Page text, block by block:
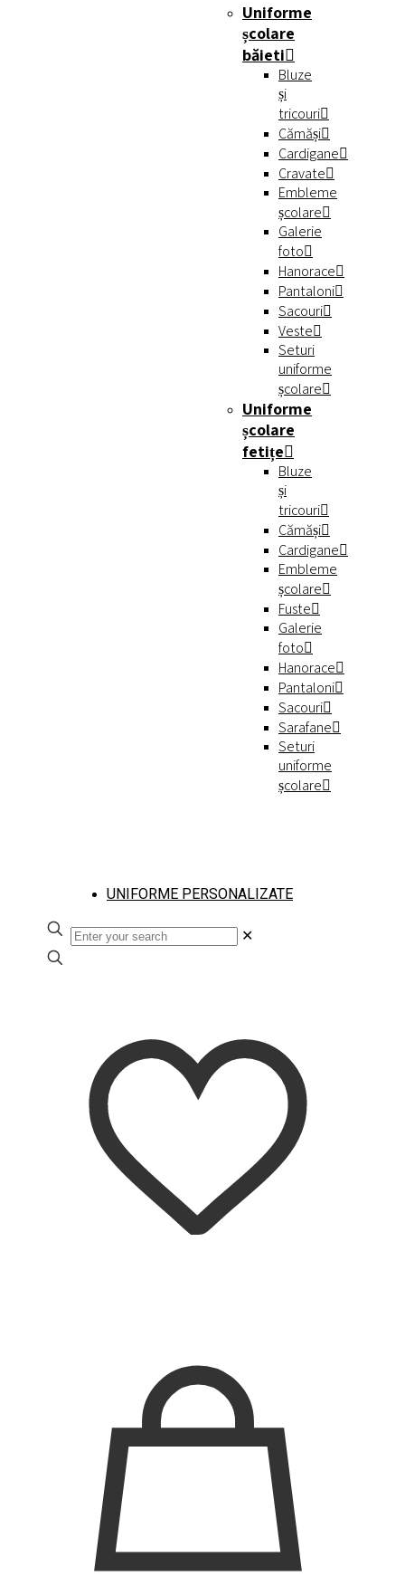
Uniforme
școlare
băieti
Bluze
și
tricouri
Cămăși
Cardigane
Cravate
Embleme
școlare
Galerie
foto
Hanorace
Pantaloni
Sacouri
Veste
Seturi
uniforme
școlare
Uniforme
școlare
fetițe
Bluze
și
tricouri
Cămăși
Cardigane
Embleme
școlare
Fuste
Galerie
foto
Hanorace
Pantaloni
Sacouri
Sarafane
Seturi
uniforme
școlare
UNIFORME PERSONALIZATE
✕